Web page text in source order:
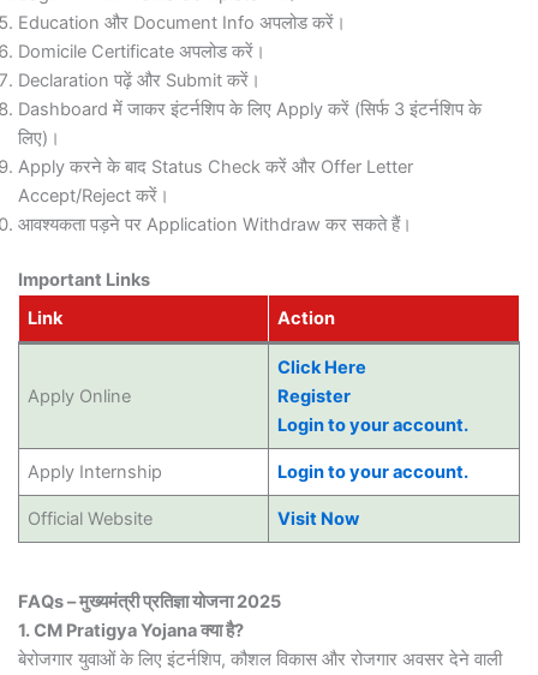
Education और Document Info अपलोड करें।
Domicile Certificate अपलोड करें।
Declaration पढ़ें और Submit करें।
Dashboard में जाकर इंटर्नशिप के लिए Apply करें (सिर्फ 3 इंटर्नशिप के
लिए)।
Apply करने के बाद Status Check करें और Offer Letter
Accept/Reject करें।
आवश्यकता पड़ने पर Application Withdraw कर सकते हैं।
Important Links
Link
Action
Apply Online
Click Here
Register
Login to your account.
Apply Internship Login to your account.
Official Website Visit Now
FAQs – मुख्यमंत्री प्रतिज्ञा योजना 2025
1. CM Pratigya Yojana क्या है?
बेरोजगार युवाओं के लिए इंटर्नशिप, कौशल विकास और रोजगार अवसर देने वाली